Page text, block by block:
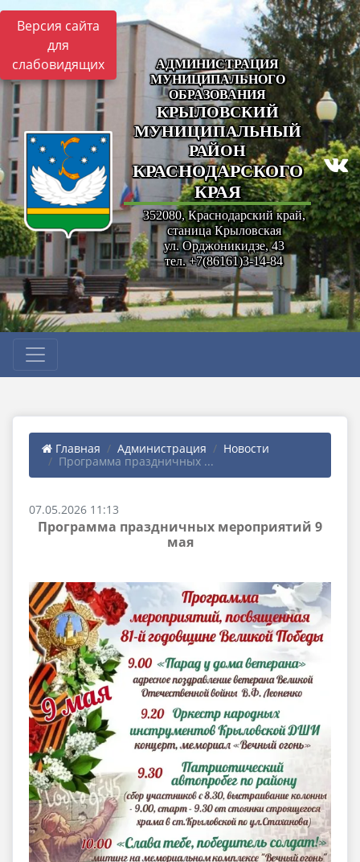
Версия сайта
для
слабовидящих
АДМИНИСТРАЦИЯ
МУНИЦИПАЛЬНОГО
ОБРАЗОВАНИЯ
КРЫЛОВСКИЙ
МУНИЦИПАЛЬНЫЙ
РАЙОН
КРАСНОДАРСКОГО
КРАЯ
352080, Краснодарский край,
станица Крыловская
ул. Орджоникидзе, 43
тел. +7(86161)3-14-84
Главная Администрация
Новости
Программа праздничных ...
07.05.2026 11:13
Программа праздничных мероприятий 9
мая